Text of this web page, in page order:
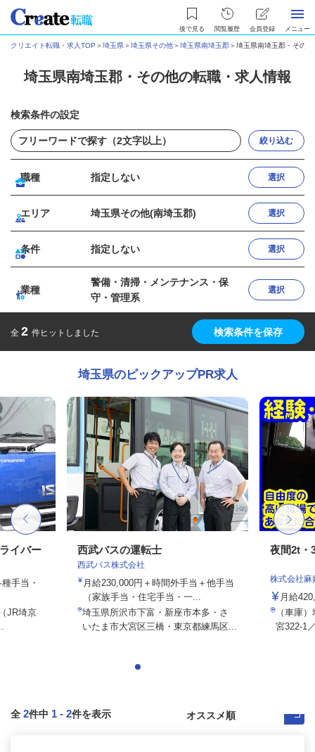
後で見る 閲覧履歴 会員登録 メニュー
クリエイト転職・求人TOP ＞埼玉県＞埼玉県その他＞埼玉県南埼玉郡＞埼玉県南埼玉郡・その
埼玉県南埼玉郡・その他の転職・求人情報
検索条件の設定
絞り込む
職種 指定しない 選択
エリア 埼玉県その他(南埼玉郡) 選択
条件 指定しない 選択
業種
警備・清掃・メンテナンス・保
守・管理系
選択
全 2 件ヒットしました 検索条件を保存
埼玉県のピックアップPR求人
イバー
手当・
JR埼京
西武バスの運転士
西武バス株式会社
月給230,000円＋時間外手当＋他手当
（家族手当・住宅手当・一...
埼玉県所沢市下富・新座市本多・さ
いたま市大宮区三橋・東京都練馬区...
夜間2t・
株式会社麻
月給
（車庫）
宮322-1
全 2件中 1 - 2件を表示